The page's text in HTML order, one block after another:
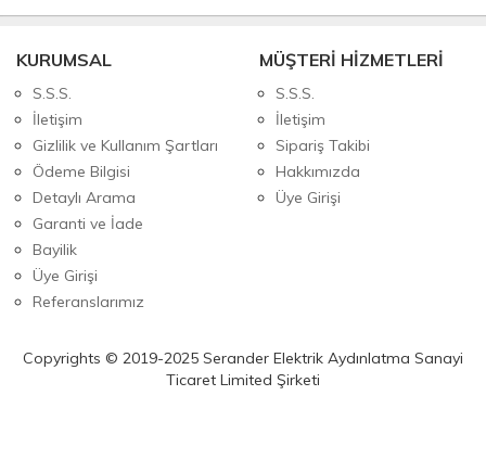
KURUMSAL
S.S.S.
İletişim
Gizlilik ve Kullanım Şartları
Ödeme Bilgisi
Detaylı Arama
Garanti ve İade
Bayilik
Üye Girişi
Referanslarımız
MÜŞTERİ HİZMETLERİ
S.S.S.
İletişim
Sipariş Takibi
Hakkımızda
Üye Girişi
Copyrights © 2019-2025 Serander Elektrik Aydınlatma Sanayi
Ticaret Limited Şirketi